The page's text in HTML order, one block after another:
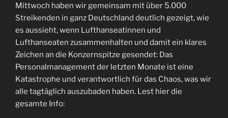
Mittwoch haben wir gemeinsam mit über 5.000
Streikenden in ganz Deutschland deutlich gezeigt, wie
es aussieht, wenn Lufthanseatinnen und
Lufthanseaten zusammenhalten und damit ein klares
Zeichen an die Konzernspitze gesendet: Das
Personalmanagement der letzten Monate ist eine
Katastrophe und verantwortlich für das Chaos, was wir
alle tagtäglich auszubaden haben. Lest hier die
gesamte Info: